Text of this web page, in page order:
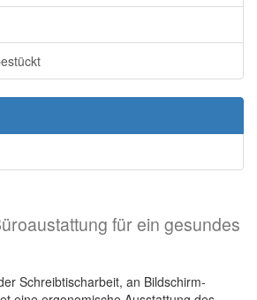
für ein gesundes
Schreibtischarbeit, an Bildschirm-